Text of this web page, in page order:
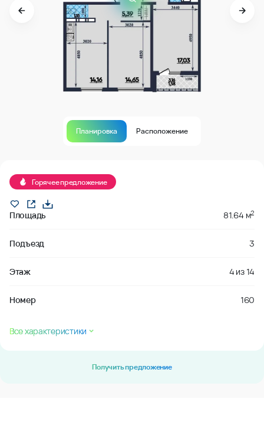
Планировка Расположение
Горячее предложение
Площадь 81.64 м2
Подъезд 3
Этаж 4 из14
Номер 160
Все характеристики
Получить предложение